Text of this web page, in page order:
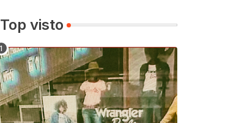
Top visto